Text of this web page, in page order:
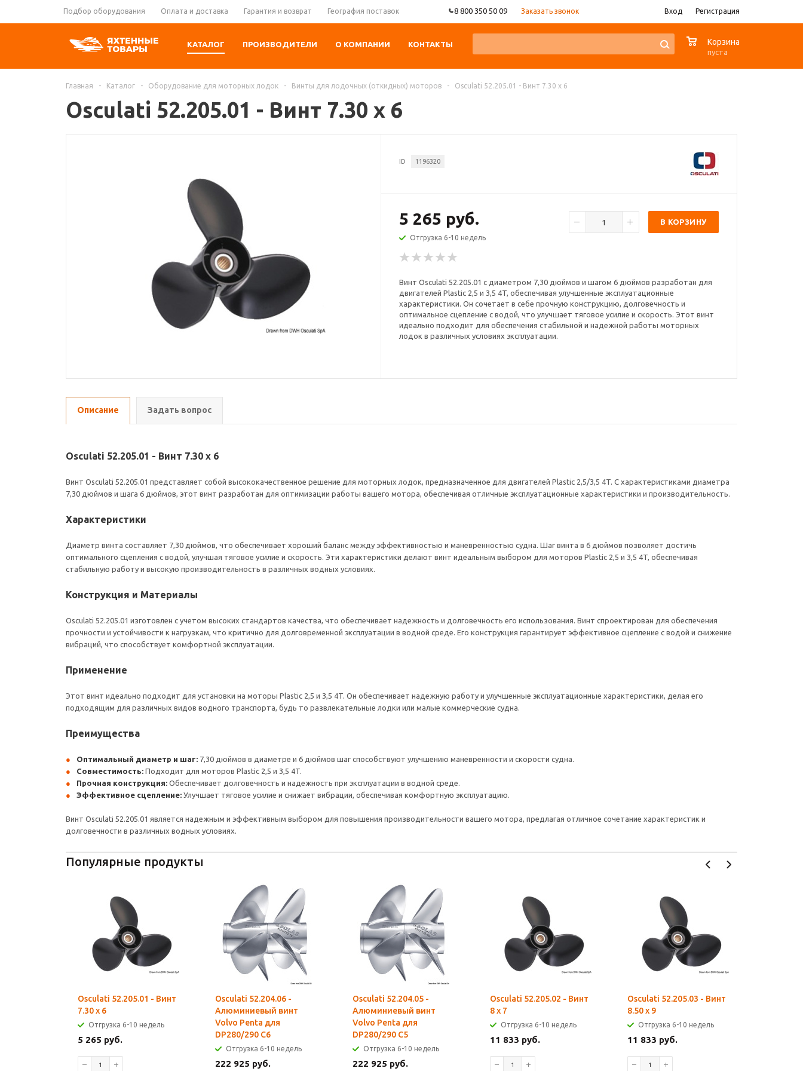
Подбор оборудования Оплата и доставка Гарантия и возврат География поставок 8 800 350 50 09 Заказать звонок Вход Регистрация
КАТАЛОГ ПРОИЗВОДИТЕЛИ О КОМПАНИИ КОНТАКТЫ Корзина
пуста
Главная - Каталог - Оборудование для моторных лодок - Винты для лодочных (откидных) моторов - Osculati 52.205.01 - Винт 7.30 x 6
Osculati 52.205.01 - Винт 7.30 x 6
ID 1196320
5 265 руб.
Отгрузка 6-10 недель
В КОРЗИНУ
Винт Osculati 52.205.01 с диаметром 7,30 дюймов и шагом 6 дюймов разработан для
двигателей Plastic 2,5 и 3,5 4T, обеспечивая улучшенные эксплуатационные
характеристики. Он сочетает в себе прочную конструкцию, долговечность и
оптимальное сцепление с водой, что улучшает тяговое усилие и скорость. Этот винт
идеально подходит для обеспечения стабильной и надежной работы моторных
лодок в различных условиях эксплуатации.
Описание Задать вопрос
Osculati 52.205.01 - Винт 7.30 x 6
Винт Osculati 52.205.01 представляет собой высококачественное решение для моторных лодок, предназначенное для двигателей Plastic 2,5/3,5 4T. С характеристиками диаметра
7,30 дюймов и шага 6 дюймов, этот винт разработан для оптимизации работы вашего мотора, обеспечивая отличные эксплуатационные характеристики и производительность.
Характеристики
Диаметр винта составляет 7,30 дюймов, что обеспечивает хороший баланс между эффективностью и маневренностью судна. Шаг винта в 6 дюймов позволяет достичь
оптимального сцепления с водой, улучшая тяговое усилие и скорость. Эти характеристики делают винт идеальным выбором для моторов Plastic 2,5 и 3,5 4T, обеспечивая
стабильную работу и высокую производительность в различных водных условиях.
Конструкция и Материалы
Osculati 52.205.01 изготовлен с учетом высоких стандартов качества, что обеспечивает надежность и долговечность его использования. Винт спроектирован для обеспечения
прочности и устойчивости к нагрузкам, что критично для долговременной эксплуатации в водной среде. Его конструкция гарантирует эффективное сцепление с водой и снижение
вибраций, что способствует комфортной эксплуатации.
Применение
Этот винт идеально подходит для установки на моторы Plastic 2,5 и 3,5 4T. Он обеспечивает надежную работу и улучшенные эксплуатационные характеристики, делая его
подходящим для различных видов водного транспорта, будь то развлекательные лодки или малые коммерческие судна.
Преимущества
Оптимальный диаметр и шаг: 7,30 дюймов в диаметре и 6 дюймов шаг способствуют улучшению маневренности и скорости судна.
Совместимость: Подходит для моторов Plastic 2,5 и 3,5 4T.
Прочная конструкция: Обеспечивает долговечность и надежность при эксплуатации в водной среде.
Эффективное сцепление: Улучшает тяговое усилие и снижает вибрации, обеспечивая комфортную эксплуатацию.
Винт Osculati 52.205.01 является надежным и эффективным выбором для повышения производительности вашего мотора, предлагая отличное сочетание характеристик и
долговечности в различных водных условиях.
Популярные продукты
Osculati 52.205.01 - Винт
7.30 x 6
Отгрузка 6-10 недель
5 265 руб.
Osculati 52.204.06 -
Алюминиевый винт
Volvo Penta для
DP280/290 C6
Отгрузка 6-10 недель
222 925 руб.
Osculati 52.204.05 -
Алюминиевый винт
Volvo Penta для
DP280/290 C5
Отгрузка 6-10 недель
222 925 руб.
Osculati 52.205.02 - Винт
8 x 7
Отгрузка 6-10 недель
11 833 руб.
Osculati 52.205.03 - Винт
8.50 x 9
Отгрузка 6-10 недель
11 833 руб.